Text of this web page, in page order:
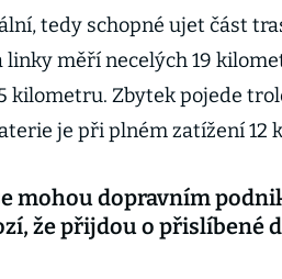
tedy schopné ujet část
linky měří necelých 19
kilometru. Zbytek pojede
je při plném zatížení 12
mohou dopravním
že přijdou o přislíbené